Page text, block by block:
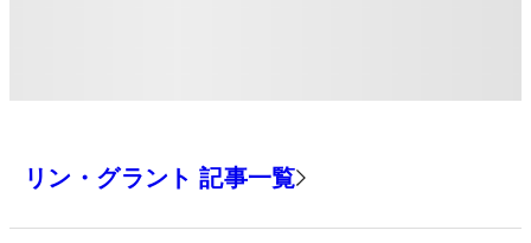
リン・グラント 記事一覧